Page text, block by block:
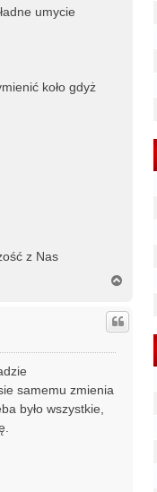
umycie
koło gdyż
z Nas
g
r
samemu zmienia
było wszystkie,